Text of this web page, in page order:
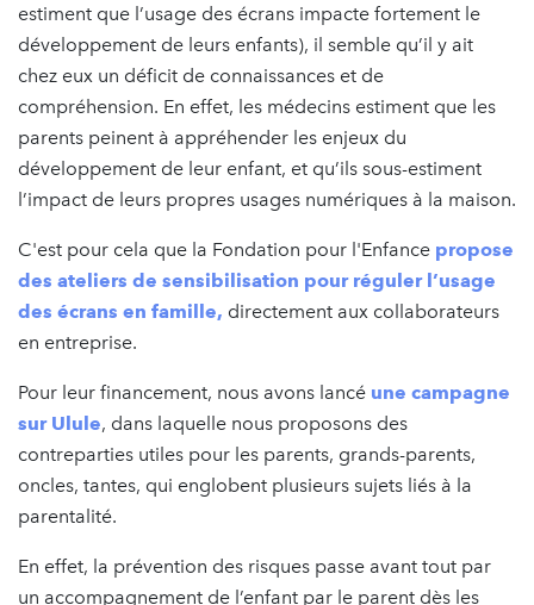
estiment que l’usage des écrans impacte fortement le
développement de leurs enfants), il semble qu’il y ait
chez eux un déficit de connaissances et de
compréhension. En effet, les médecins estiment que les
parents peinent à appréhender les enjeux du
développement de leur enfant, et qu’ils sous-estiment
l’impact de leurs propres usages numériques à la maison.
C'est pour cela que la Fondation pour l'Enfance propose
des ateliers de sensibilisation pour réguler l’usage
des écrans en famille, directement aux collaborateurs
en entreprise.
Pour leur financement, nous avons lancé une campagne
sur Ulule, dans laquelle nous proposons des
contreparties utiles pour les parents, grands-parents,
oncles, tantes, qui englobent plusieurs sujets liés à la
parentalité.
En effet, la prévention des risques passe avant tout par
un accompagnement de l’enfant par le parent dès les